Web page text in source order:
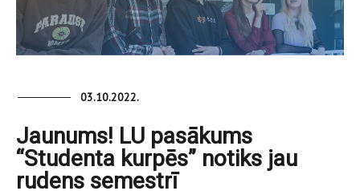
03.10.2022.
Jaunums! LU pasākums
“Studenta kurpēs” notiks jau
rudens semestrī